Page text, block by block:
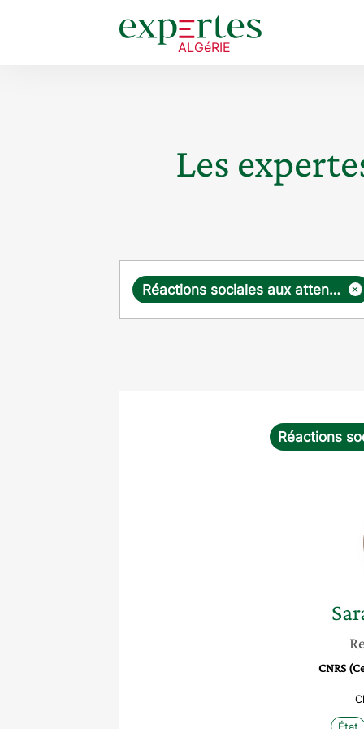
Les
Requête ×
Réactions sociales aux attentats
Réactions
CNRS